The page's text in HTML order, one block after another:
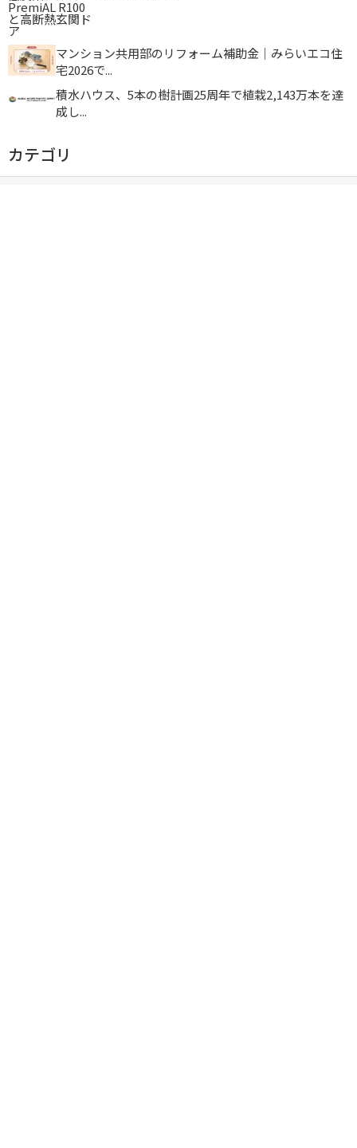
マンション共用部のリフォーム補助金｜みらいエコ住
宅2026で...
積水ハウス、5本の樹計画25周年で植栽2,143万本を達
成し...
カテゴリ